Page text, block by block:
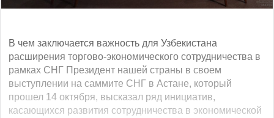
В чем заключается важность для Узбекистана
расширения торгово-экономического сотрудничества в
рамках СНГ Президент нашей страны в своем
выступлении на саммите СНГ в Астане, который
прошел 14 октября, высказал ряд инициатив,
касающихся развития сотрудничества в экономической